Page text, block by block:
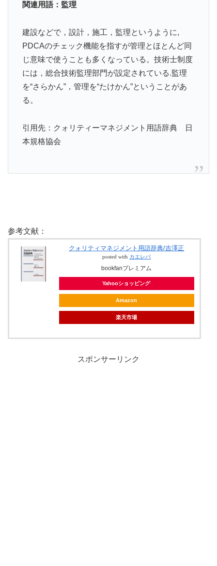
関連用語：監理
建設などで，設計，施工，監理というように,
PDCAのチェック機能を指すが管理とほとんど同
じ意味で使うことも多くなっている。技術士制度
には，総合技術監理部門が設定されている.監理
を“さらかん”，管理を“たけかん”ということがあ
る。
引用先：クォリティーマネジメント用語辞典 日
本規格協会
参考文献：
クォリティマネジメント用語辞典/吉澤正
posted with カエレバ
bookfanプレミアム
Yahooショッピング
Amazon
楽天市場
スポンサーリンク